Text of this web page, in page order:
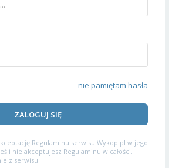
nie pamiętam hasła
ZALOGUJ SIĘ
Regulaminu serwisu Wykop.pl w jego
nie akceptujesz Regulaminu w całości,
z serwisu.